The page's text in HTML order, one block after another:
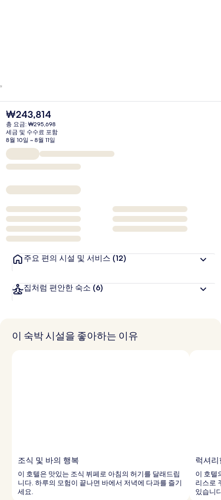
현
재
가
격
은
₩243,814
₩243,814
총 요금: ₩295,698
세금 및 수수료 포함
8월 10일 ~ 8월 11일
주요 편의 시설 및 서비스 (12)
집처럼 편안한 숙소 (6)
이 숙박 시설을 좋아하는 이유
조식 및 바의 행복
이 호텔은 맛있는 조식 뷔페로 아침의 허기를 달래드립
니다. 하루의 모험이 끝나면 바에서 저녁에 다과를 즐기
세요.
럭셔
이 호텔
리스로
있습니